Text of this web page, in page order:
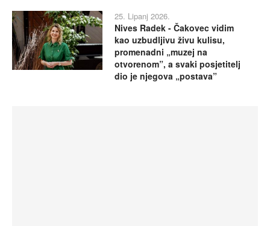
25. Lipanj 2026.
Nives Radek - Čakovec vidim
kao uzbudljivu živu kulisu,
promenadni „muzej na
otvorenom”, a svaki posjetitelj
dio je njegova „postava”